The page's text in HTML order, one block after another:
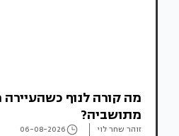
מה קורה לנוף
מתושביה?
זוהר שחר לוי 06-08-2026